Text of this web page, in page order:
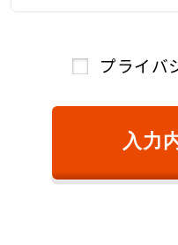
で、適法かつ公正に
①ご本人様確認
②商品またはサ
価のご請求のた
プライバ
入力